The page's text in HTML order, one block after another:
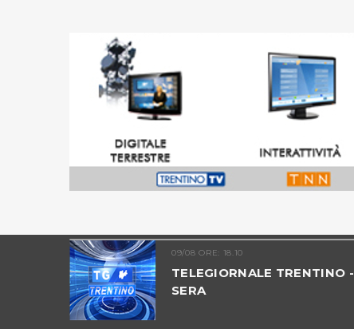
09/08 ORE: 18.10
TELEGIORNALE TRENTINO -
SERA